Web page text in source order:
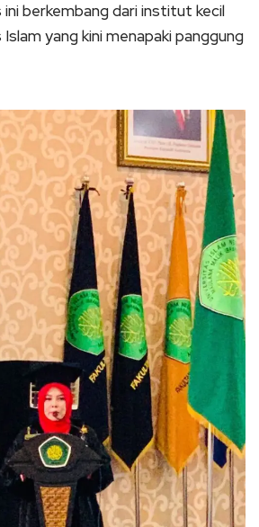
ini berkembang dari institut kecil
yang kini menapaki panggung